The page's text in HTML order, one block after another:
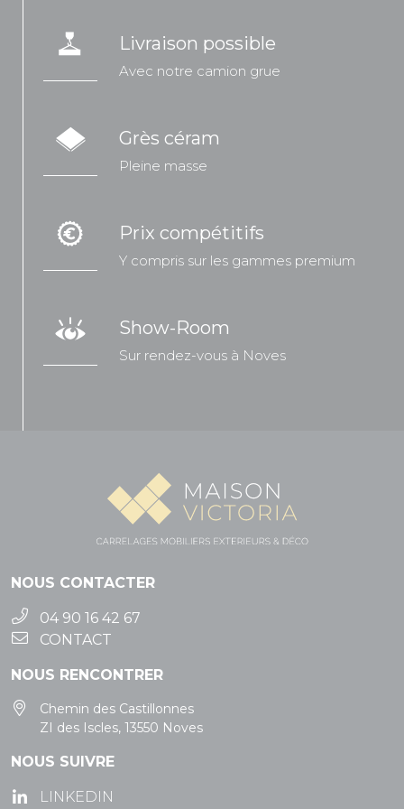
Livraison possible
Avec notre camion grue
Grès céram
Pleine masse
Prix compétitifs
Y compris sur les gammes premium
Show-Room
Sur rendez-vous à Noves
NOUS CONTACTER
04 90 16 42 67
CONTACT
NOUS RENCONTRER
Chemin des Castillonnes
ZI des Iscles, 13550 Noves
NOUS SUIVRE
LINKEDIN